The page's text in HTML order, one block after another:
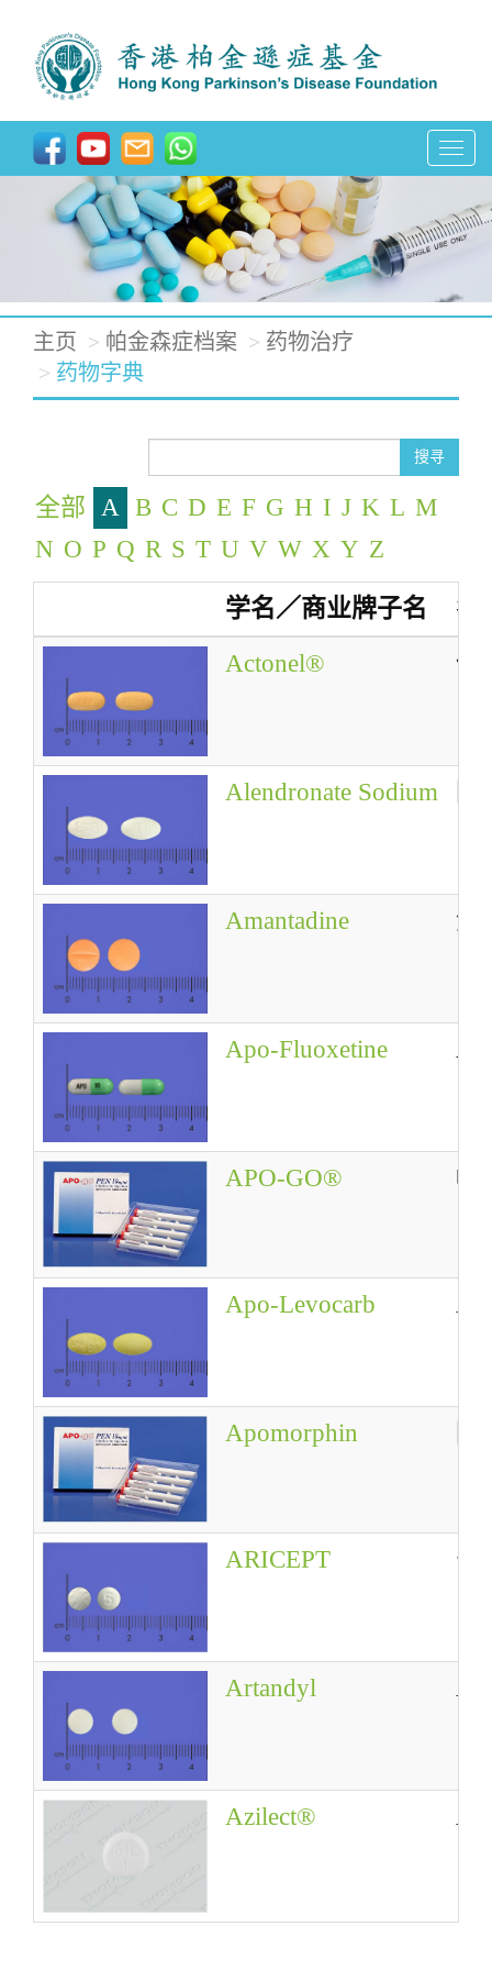
T
g
l
a
v
i
t
主页 帕金森症档案
药物治疗
药物字典
搜寻
全部 A B C D E F G H I J K L M
N O P Q R S T U V W X Y Z
学名／商业牌子名
名
Actonel®
健
Alendronate Sodium
Amantadine 金
Apo-Fluoxetine
APO-GO® 帕
Apo-Levocarb
Apomorphin
ARICEPT 安
Artandyl
Azilect®